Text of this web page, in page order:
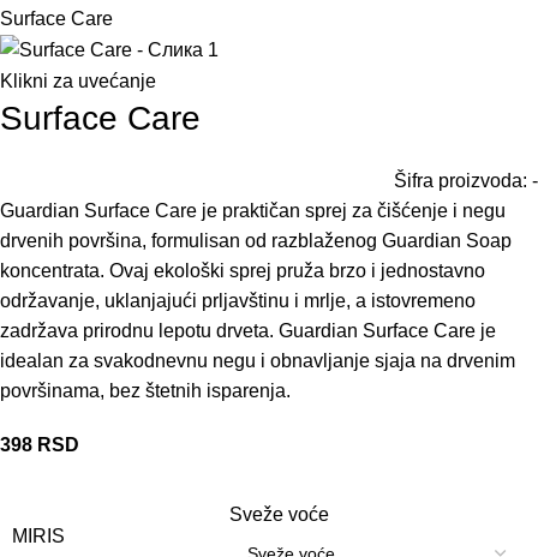
Surface Care
Klikni za uvećanje
Surface Care
Šifra proizvoda: -
Guardian Surface Care je praktičan sprej za čišćenje i negu
drvenih površina, formulisan od razblaženog Guardian Soap
koncentrata. Ovaj ekološki sprej pruža brzo i jednostavno
održavanje, uklanjajući prljavštinu i mrlje, a istovremeno
zadržava prirodnu lepotu drveta. Guardian Surface Care je
idealan za svakodnevnu negu i obnavljanje sjaja na drvenim
površinama, bez štetnih isparenja.
398 RSD
MIRIS
Sveže voće